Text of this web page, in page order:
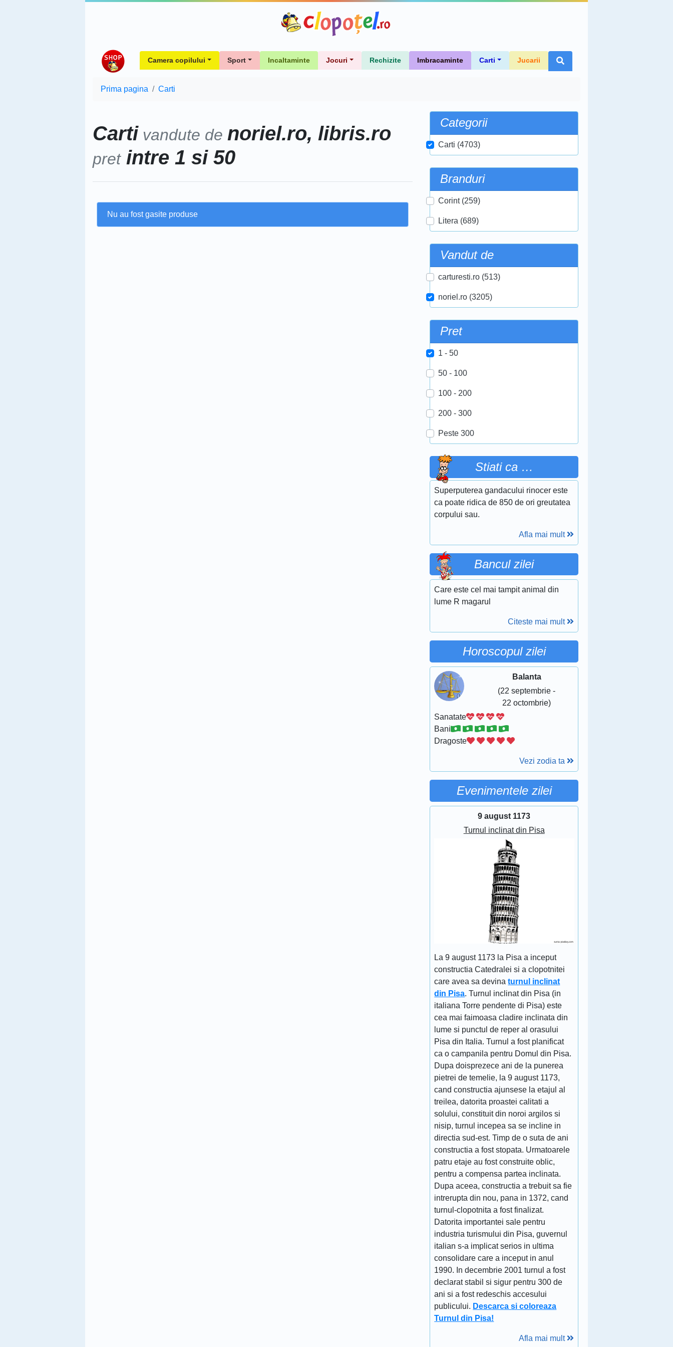
Camera copilului Sport Incaltaminte Jocuri Rechizite Imbracaminte Carti Jucarii
Prima pagina Carti
Carti vandute de noriel.ro, libris.ro
pretintre 1 si 50
Nu au fost gasite produse
Categorii
Carti (4703)
Branduri
Corint (259)
Litera (689)
Vandut de
carturesti.ro (513)
noriel.ro (3205)
Pret
1 - 50
50 - 100
100 - 200
200 - 300
Peste 300
Stiati ca …
Superputerea gandacului rinocer este
ca poate ridica de 850 de ori greutatea
corpului sau.
Afla mai mult
Bancul zilei
Care este cel mai tampit animal din
lume R magarul
Citeste mai mult
Horoscopul zilei
Balanta
(22 septembrie -
22 octombrie)
Sanatate
Bani
Dragoste
Vezi zodia ta
Evenimentele zilei
9 august 1173
Turnul inclinat din Pisa
La 9 august 1173 la Pisa a inceput
constructia Catedralei si a clopotnitei
care avea sa devinaturnul inclinat
din Pisa. Turnul inclinat din Pisa (in
italiana Torre pendente di Pisa) este
cea mai faimoasa cladire inclinata din
lume si punctul de reper al orasului
Pisa din Italia. Turnul a fost planificat
ca o campanila pentru Domul din Pisa.
Dupa doisprezece ani de la punerea
pietrei de temelie, la 9 august 1173,
cand constructia ajunsese la etajul al
treilea, datorita proastei calitati a
solului, constituit din noroi argilos si
nisip, turnul incepea sa se incline in
directia sud-est. Timp de o suta de ani
constructia a fost stopata. Urmatoarele
patru etaje au fost construite oblic,
pentru a compensa partea inclinata.
Dupa aceea, constructia a trebuit sa fie
intrerupta din nou, pana in 1372, cand
turnul-clopotnita a fost finalizat.
Datorita importantei sale pentru
industria turismului din Pisa, guvernul
italian s-a implicat serios in ultima
consolidare care a inceput in anul
1990. In decembrie 2001 turnul a fost
declarat stabil si sigur pentru 300 de
ani si a fost redeschis accesului
publicului. Descarca si coloreaza
Turnul din Pisa!
Afla mai mult